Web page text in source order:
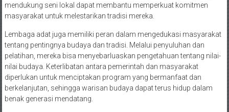
mendukung seni lokal dapat membantu memperkuat komitmen
masyarakat untuk melestarikan tradisi mereka.
Lembaga adat juga memiliki peran dalam mengedukasi masyarakat
tentang pentingnya budaya dan tradisi. Melalui penyuluhan dan
pelatihan, mereka bisa menyebarluaskan pengetahuan tentang nilai-
nilai budaya. Keterlibatan antara pemerintah dan masyarakat
diperlukan untuk menciptakan program yang bermanfaat dan
berkelanjutan, sehingga warisan budaya dapat terus hidup dalam
benak generasi mendatang.